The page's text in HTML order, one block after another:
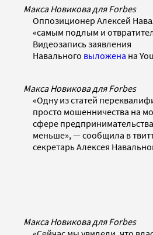
Макса Новикова для Forbes
Оппозиционер Алексей
«самым подлым и
Видеозапись заявления
Навального выложена на
Макса Новикова для Forbes
«Одну из статей
просто мошенничества на
сфере
меньше», — сообщила в
секретарь Алексея
Макса Новикова для Forbes